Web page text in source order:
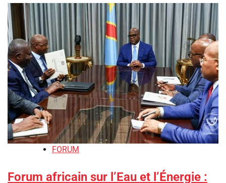
FORUM
Forum africain sur l’Eau et l’Énergie :